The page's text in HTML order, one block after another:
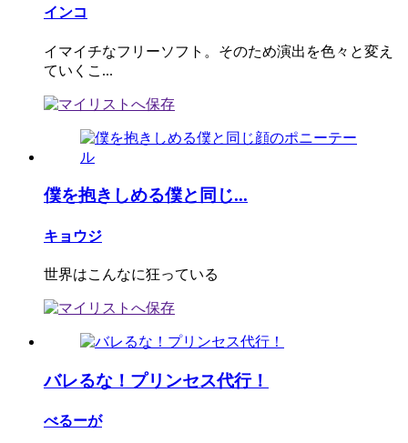
インコ
イマイチなフリーソフト。そのため演出を色々と変え
ていくこ...
僕を抱きしめる僕と同じ...
キョウジ
世界はこんなに狂っている
バレるな！プリンセス代行！
べるーが